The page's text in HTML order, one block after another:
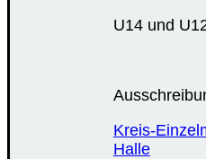
U14 und
Kreis-
Halle